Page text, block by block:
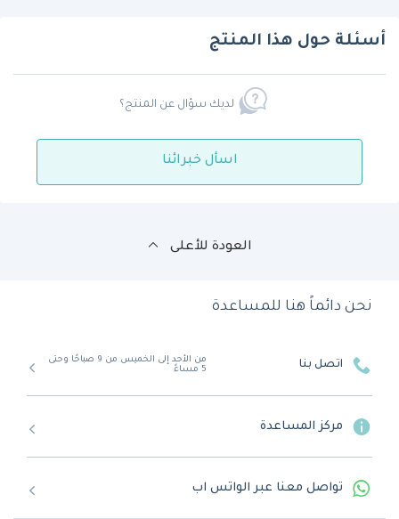
أسئلة حول هذا المنتج
لديك سؤال عن المنتج؟
اسأل خبرائنا
العودة للأعلى
نحن دائماً هنا للمساعدة
اتصل بنا
من الأحد إلى الخميس من 9 صباحًا وحتى
5 مساءً
مركز المساعدة
تواصل معنا عبر الواتس اب